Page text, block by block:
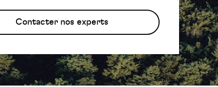
Contacter nos experts